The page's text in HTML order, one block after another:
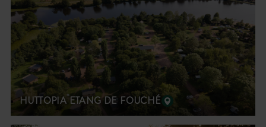
HUTTOPIA ETANG DE FOUCHÉ